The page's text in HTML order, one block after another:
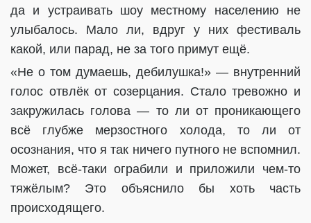
да и устраивать шоу местному населению не
улыбалось. Мало ли, вдруг у них фестиваль
какой, или парад, не за того примут ещё.
«Не о том думаешь, дебилушка!» — внутренний
голос отвлёк от созерцания. Стало тревожно и
закружилась голова — то ли от проникающего
всё глубже мерзостного холода, то ли от
осознания, что я так ничего путного не вспомнил.
Может, всё-таки ограбили и приложили чем-то
тяжёлым? Это объяснило бы хоть часть
происходящего.